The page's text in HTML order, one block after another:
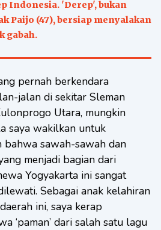
Indonesia. 'Derep', bukan
Paijo (47), bersiap menyalakan
gabah.
jalan di sekitar Sleman
Utara, mungkin
saya wakilkan untuk
bahwa sawah-sawah dan
menjadi bagian dari
Yogyakarta ini sangat
Sebagai anak kelahiran
ini, saya kerap
‘paman’ dari salah satu lagu